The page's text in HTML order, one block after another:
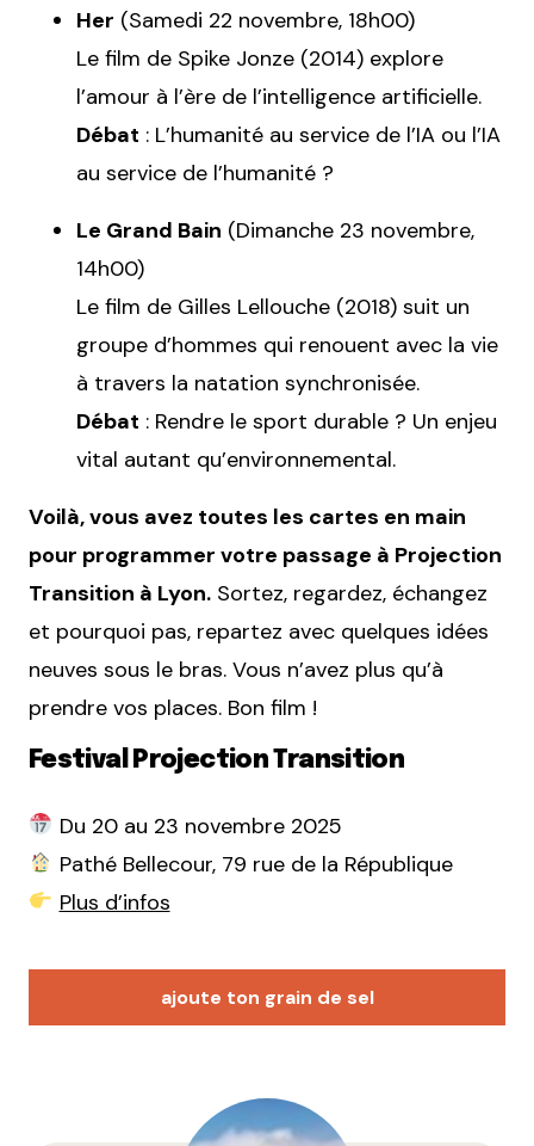
Her (Samedi 22 novembre, 18h00)
Le film de Spike Jonze (2014) explore
l’amour à l’ère de l’intelligence artificielle.
Débat : L’humanité au service de l’IA ou l’IA
au service de l’humanité ?
Le Grand Bain (Dimanche 23 novembre,
14h00)
Le film de Gilles Lellouche (2018) suit un
groupe d’hommes qui renouent avec la vie
à travers la natation synchronisée.
Débat : Rendre le sport durable ? Un enjeu
vital autant qu’environnemental.
Voilà, vous avez toutes les cartes en main
pour programmer votre passage à Projection
Transition à Lyon. Sortez, regardez, échangez
et pourquoi pas, repartez avec quelques idées
neuves sous le bras. Vous n’avez plus qu’à
prendre vos places. Bon film !
Festival Projection Transition
Du 20 au 23 novembre 2025
Pathé Bellecour, 79 rue de la République
Plus d’infos
ajoute ton grain de sel
Votre adresse e-mail ne sera pas publiée.